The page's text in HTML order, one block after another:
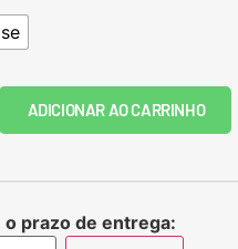
ADICIONAR AO CARRINHO
prazo de entrega: